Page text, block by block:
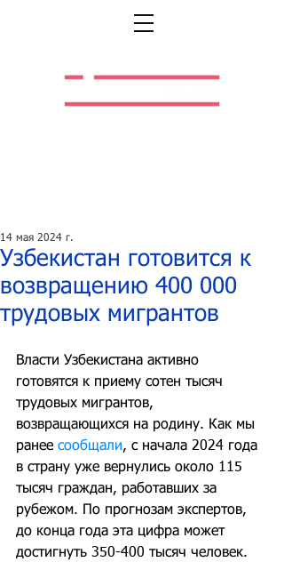
Узбекистан готовится к
возвращению 400 000
трудовых мигрантов
14 мая 2024 г.
Власти Узбекистана активно
готовятся к приему сотен тысяч
трудовых мигрантов,
возвращающихся на родину. Как мы
ранее сообщали, с начала 2024 года
в страну уже вернулись около 115
тысяч граждан, работавших за
рубежом. По прогнозам экспертов,
до конца года эта цифра может
достигнуть 350-400 тысяч человек.